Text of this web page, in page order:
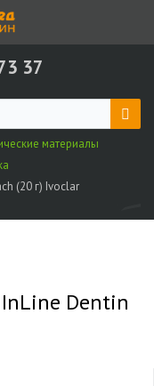
37
материалы
(20 г) Ivoclar
InLine Dentin